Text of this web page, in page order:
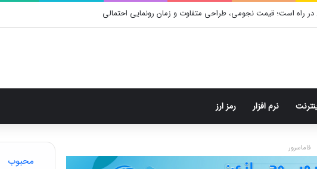
هر پست فقط پنج هشتگ
نرم افزار رمز ارز
فاماسرور
محبوب